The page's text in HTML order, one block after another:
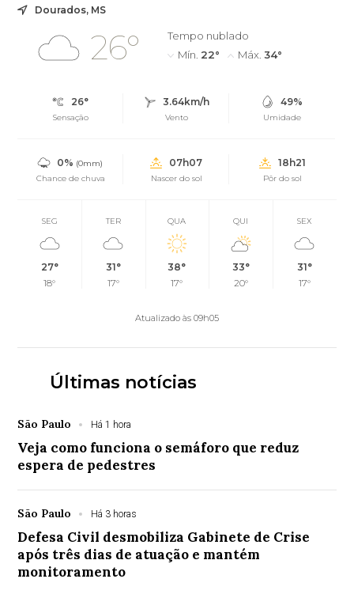
Dourados, MS
26°
Tempo nublado
Mín. 22° Máx. 34°
26°
Sensação
3.64km/h
Vento
49%
Umidade
0% (0mm)
Chance de chuva
07h07
Nascer do sol
18h21
Pôr do sol
SEG
27°
18°
TER
31°
17°
QUA
38°
17°
QUI
33°
20°
SEX
31°
17°
Atualizado às 09h05
Últimas notícias
São Paulo Há 1 hora
Veja como funciona o semáforo que reduz
espera de pedestres
São Paulo Há 3 horas
Defesa Civil desmobiliza Gabinete de Crise
após três dias de atuação e mantém
monitoramento